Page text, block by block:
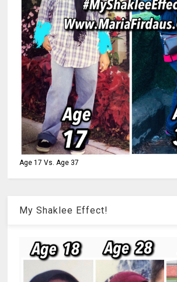
Age 17 Vs. Age 37
My Shaklee Effect!